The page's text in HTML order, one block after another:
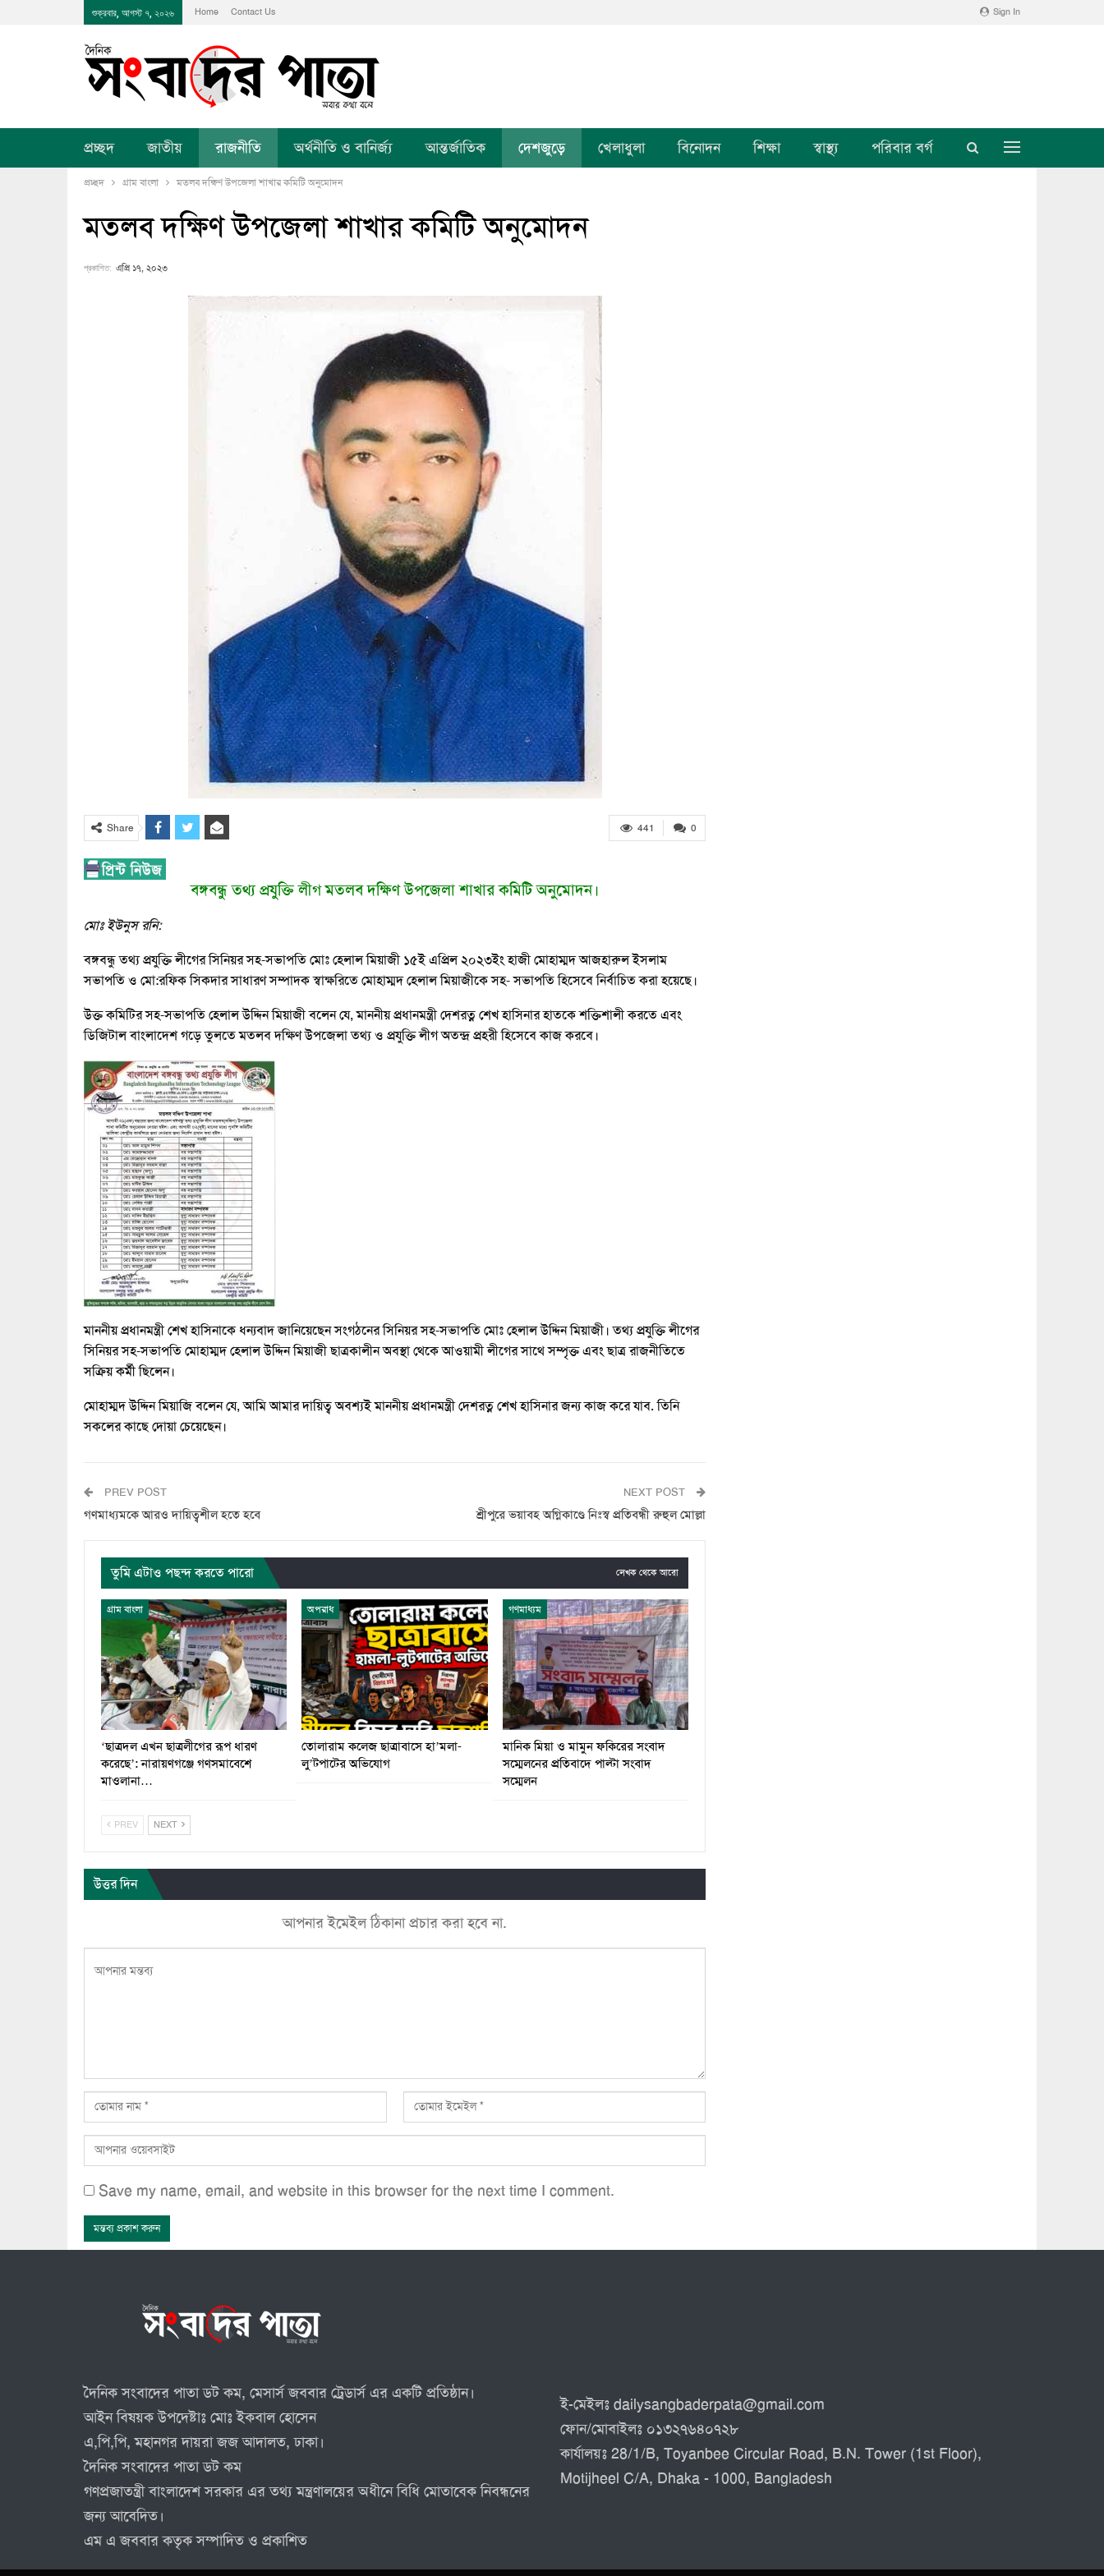
Sign In
শুক্রবার, আগস্ট ৭, ২০২৬ Home Contact Us
প্রচ্ছদ জাতীয় রাজনীতি অর্থনীতি ও বানির্জ্য আন্তর্জাতিক দেশজুড়ে খেলাধুলা বিনোদন শিক্ষা স্বাস্থ্য পরিবার বর্গ
প্রচ্ছদ গ্রাম বাংলা মতলব দক্ষিণ উপজেলা শাখার কমিটি অনুমোদন
মতলব দক্ষিণ উপজেলা শাখার কমিটি অনুমোদন
প্রকাশিত: এপ্রি ১৭, ২০২৩
0
441
Share
বঙ্গবন্ধু তথ্য প্রযুক্তি লীগ মতলব দক্ষিণ উপজেলা শাখার কমিটি অনুমোদন।
মোঃ ইউনুস রনি:
বঙ্গবন্ধু তথ্য প্রযুক্তি লীগের সিনিয়র সহ-সভাপতি মোঃ হেলাল মিয়াজী ১৫ই এপ্রিল ২০২৩ইং হাজী মোহাম্মদ আজহারুল ইসলাম
সভাপতি ও মো:রফিক সিকদার সাধারণ সম্পাদক স্বাক্ষরিতে মোহাম্মদ হেলাল মিয়াজীকে সহ- সভাপতি হিসেবে নির্বাচিত করা হয়েছে।
উক্ত কমিটির সহ-সভাপতি হেলাল উদ্দিন মিয়াজী বলেন যে, মাননীয় প্রধানমন্ত্রী দেশরত্ন শেখ হাসিনার হাতকে শক্তিশালী করতে এবং
ডিজিটাল বাংলাদেশ গড়ে তুলতে মতলব দক্ষিণ উপজেলা তথ্য ও প্রযুক্তি লীগ অতন্দ্র প্রহরী হিসেবে কাজ করবে।
মাননীয় প্রধানমন্ত্রী শেখ হাসিনাকে ধন্যবাদ জানিয়েছেন সংগঠনের সিনিয়র সহ-সভাপতি মোঃ হেলাল উদ্দিন মিয়াজী। তথ্য প্রযুক্তি লীগের
সিনিয়র সহ-সভাপতি মোহাম্মদ হেলাল উদ্দিন মিয়াজী ছাত্রকালীন অবস্থা থেকে আওয়ামী লীগের সাথে সম্পৃক্ত এবং ছাত্র রাজনীতিতে
সক্রিয় কর্মী ছিলেন।
মোহাম্মদ উদ্দিন মিয়াজি বলেন যে, আমি আমার দায়িত্ব অবশ্যই মাননীয় প্রধানমন্ত্রী দেশরত্ন শেখ হাসিনার জন্য কাজ করে যাব. তিনি
সকলের কাছে দোয়া চেয়েছেন।
PREV POST
গণমাধ্যমকে আরও দায়িত্বশীল হতে হবে
NEXT POST
শ্রীপুরে ভয়াবহ অগ্নিকাণ্ডে নিঃস্ব প্রতিবন্ধী রুহুল মোল্লা
তুমি এটাও পছন্দ করতে পারো লেখক থেকে আরো
গ্রাম বাংলা
‘ছাত্রদল এখন ছাত্রলীগের রূপ ধারণ
করেছে’: নারায়ণগঞ্জে গণসমাবেশে
মাওলানা…
অপরাধ
তোলারাম কলেজ ছাত্রাবাসে হা’মলা-
লু’টপাটের অভিযোগ
গণমাধ্যম
মানিক মিয়া ও মামুন ফকিরের সংবাদ
সম্মেলনের প্রতিবাদে পাল্টা সংবাদ
সম্মেলন
PREV NEXT
উত্তর দিন
আপনার ইমেইল ঠিকানা প্রচার করা হবে না.
Save my name, email, and website in this browser for the next time I comment.
দৈনিক সংবাদের পাতা ডট কম, মেসার্স জববার ট্রেডার্স এর একটি প্রতিষ্ঠান।
আইন বিষয়ক উপদেষ্টাঃ মোঃ ইকবাল হোসেন
এ,পি,পি, মহানগর দায়রা জজ আদালত, ঢাকা।
দৈনিক সংবাদের পাতা ডট কম
গণপ্রজাতন্ত্রী বাংলাদেশ সরকার এর তথ্য মন্ত্রণালয়ের অধীনে বিধি মোতাবেক নিবন্ধনের
জন্য আবেদিত।
এম এ জববার কতৃক সম্পাদিত ও প্রকাশিত
ই-মেইলঃ dailysangbaderpata@gmail.com
ফোন/মোবাইলঃ ০১৩২৭৬৪০৭২৮
কার্যালয়ঃ 28/1/B, Toyanbee Circular Road, B.N. Tower (1st Floor),
Motijheel C/A, Dhaka - 1000, Bangladesh